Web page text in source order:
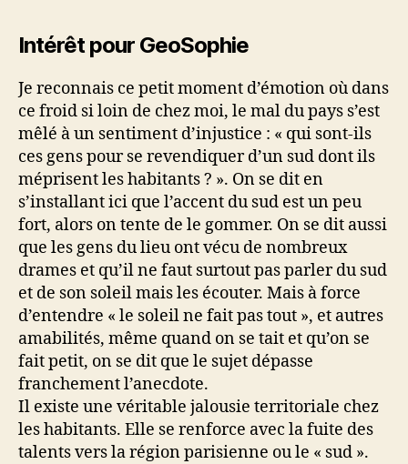
Intérêt pour GeoSophie
Je reconnais ce petit moment d’émotion où dans
ce froid si loin de chez moi, le mal du pays s’est
mêlé à un sentiment d’injustice : « qui sont-ils
ces gens pour se revendiquer d’un sud dont ils
méprisent les habitants ? ». On se dit en
s’installant ici que l’accent du sud est un peu
fort, alors on tente de le gommer. On se dit aussi
que les gens du lieu ont vécu de nombreux
drames et qu’il ne faut surtout pas parler du sud
et de son soleil mais les écouter. Mais à force
d’entendre « le soleil ne fait pas tout », et autres
amabilités, même quand on se tait et qu’on se
fait petit, on se dit que le sujet dépasse
franchement l’anecdote.
Il existe une véritable jalousie territoriale chez
les habitants. Elle se renforce avec la fuite des
talents vers la région parisienne ou le « sud ».